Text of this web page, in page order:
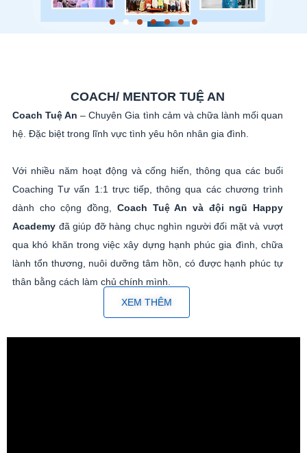
COACH/ MENTOR TUỆ AN
Coach Tuệ An – Chuyên Gia tình cảm và chữa lành mối quan
hệ. Đặc biệt trong lĩnh vực tình yêu hôn nhân gia đình.
Với nhiều năm hoạt động và cống hiến, thông qua các buổi
Coaching Tư vấn 1:1 trực tiếp, thông qua các chương trình
dành cho cộng đồng, Coach Tuệ An và đội ngũ Happy
Academy đã giúp đỡ hàng chục nghìn người đối mặt và vượt
qua khó khăn trong việc xây dựng hạnh phúc gia đình, chữa
lành tổn thương, nuôi dưỡng tâm hồn, có được hạnh phúc tự
thân bằng cách làm chủ chính mình.
XEM THÊM